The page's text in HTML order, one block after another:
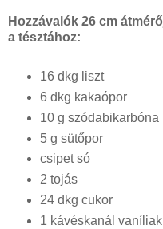
Hozzávalók 26 cm
a tésztához:
16 dkg liszt
6 dkg kakaópor
10 g szódabikarbóna
5 g sütőpor
csipet só
2 tojás
24 dkg cukor
1 kávéskanál